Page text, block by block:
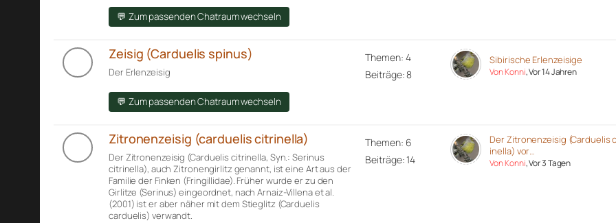
💬 Zum passenden Chatraum wechseln
Zeisig (Carduelis spinus)
Der Erlenzeisig
💬 Zum passenden Chatraum wechseln
Themen: 4
Beiträge: 8
Sibirische Erlenzeisige
Von Konni, Vor 14 Jahren
Zitronenzeisig (carduelis citrinella)
Der Zitronenzeisig (Carduelis citrinella, Syn.: Serinus
citrinella), auch Zitronengirlitz genannt, ist eine Art aus der
Familie der Finken (Fringillidae). Früher wurde er zu den
Girlitze (Serinus) eingeordnet, nach Arnaiz-Villena et al.
(2001) ist er aber näher mit dem Stieglitz (Carduelis
carduelis) verwandt.
Themen: 6
Beiträge: 14
Der Zitronenzeisig (Carduelis
inella) vor…
Von Konni, Vor 3 Tagen